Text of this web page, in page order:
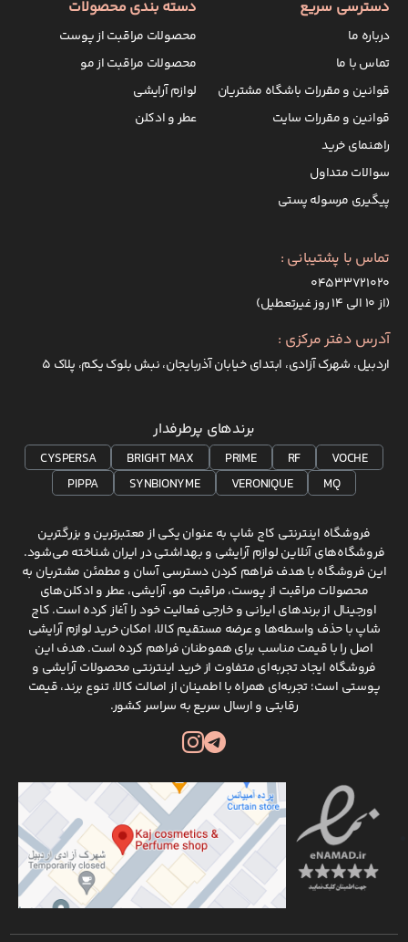
دسترسی سریع
درباره ما
تماس با ما
قوانین و مقررات باشگاه مشتریان
قوانین و مقررات سایت
راهنمای خرید
سوالات متداول
پیگیری مرسوله پستی
دسته بندی محصولات
محصولات مراقبت از پوست
محصولات مراقبت از مو
لوازم آرایشی
عطر و ادکلن
تماس با پشتیبانی :
۰۴۵۳۳۷۲۱۰۲۰
(از ۱۰ الی ۱۴ روز غیرتعطیل)
آدرس دفتر مرکزی :
اردبیل، شهرک آزادی، ابتدای خیابان آذربایجان، نبش بلوک یکم، پلاک 5
برندهای پرطرفدار
VOCHE
RF
PRIME
BRIGHT MAX
CYSPERSA
MQ
VERONIQUE
SYNBIONYME
PIPPA
فروشگاه اینترنتی کاج شاپ به عنوان یکی از معتبرترین و بزرگترین
فروشگاه‌های آنلاین لوازم آرایشی و بهداشتی در ایران شناخته می‌شود.
این فروشگاه با هدف فراهم کردن دسترسی آسان و مطمئن مشتریان به
محصولات مراقبت از پوست، مراقبت مو، آرایشی، عطر و ادکلن‌های
اورجینال از برندهای ایرانی و خارجی فعالیت خود را آغاز کرده است. کاج
شاپ با حذف واسطه‌ها و عرضه مستقیم کالا، امکان خرید لوازم آرایشی
اصل را با قیمت مناسب برای هموطنان فراهم کرده است. هدف این
فروشگاه ایجاد تجربه‌ای متفاوت از خرید اینترنتی محصولات آرایشی و
پوستی است؛ تجربه‌ای همراه با اطمینان از اصالت کالا، تنوع برند، قیمت
رقابتی و ارسال سریع به سراسر کشور.